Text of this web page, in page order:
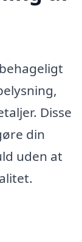
Disse
din
uden at